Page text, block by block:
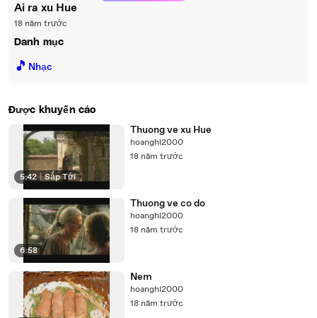
Ai ra xu Hue
18 năm trước
Danh mục
🎵 Nhạc
Được khuyến cáo
5:42 | Sắp Tới
Thuong ve xu Hue
hoanghl2000
18 năm trước
6:58
Thuong ve co do
hoanghl2000
18 năm trước
Nem
hoanghl2000
18 năm trước